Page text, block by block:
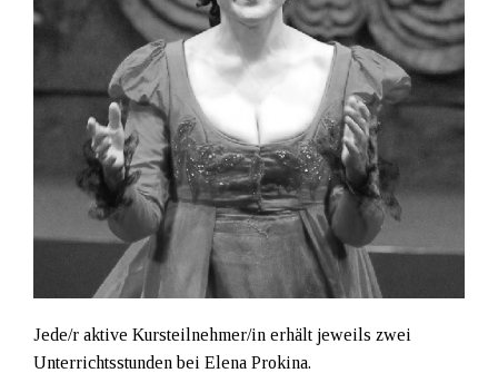
Jede/r aktive Kursteilnehmer/in erhält jeweils zwei
Unterrichtsstunden bei Elena Prokina.